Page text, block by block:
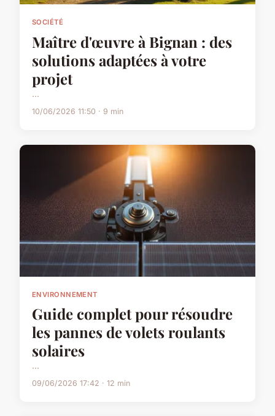
SOCIÉTÉ
Maître d'œuvre à Bignan : des
solutions adaptées à votre
projet
...
10/06/2026 11:50 · 9 min
ENVIRONNEMENT
Guide complet pour résoudre
les pannes de volets roulants
solaires
...
09/06/2026 17:42 · 12 min